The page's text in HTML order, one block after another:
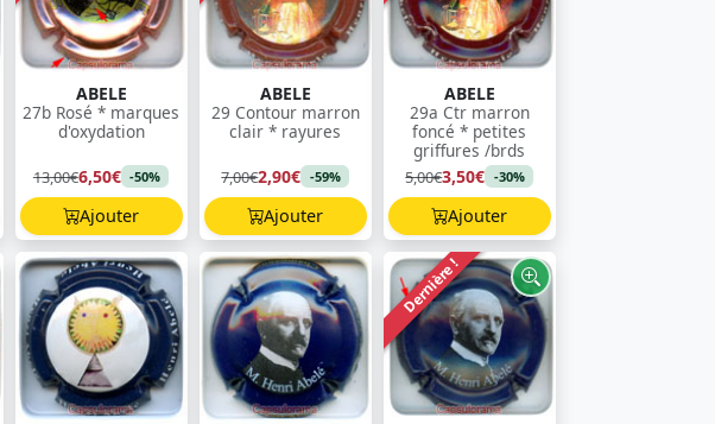
ABELE
27b Rosé * marques
d'oxydation
13,00€6,50€ -50%
Ajouter
ABELE
29 Contour marron
clair * rayures
7,00€2,90€ -59%
Ajouter
ABELE
29a Ctr marron
foncé * petites
griffures /brds
5,00€3,50€ -30%
Ajouter
Dernière !